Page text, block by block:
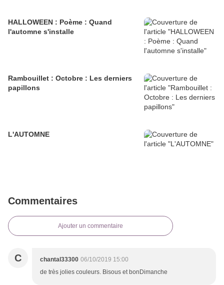
HALLOWEEN : Poème : Quand
l'automne s'installe
Rambouillet : Octobre : Les derniers
papillons
L'AUTOMNE
Commentaires
Ajouter un commentaire
C chantal33300 06/10/2019 15:00
de très jolies couleurs. Bisous et bonDimanche